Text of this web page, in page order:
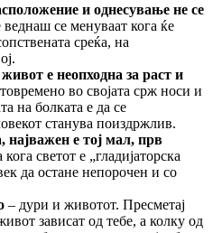
и однесување не се
веднаш се менуваат кога ќе
среќа, на
е неопходна за раст и
во својата срж носи и
на болката е да се
станува поиздржлив.
најважен е тој мал, прв
светот е „гладијаторска
да остане непорочен и со
– дури и животот. Пресметај
зависат од тебе, а колку од